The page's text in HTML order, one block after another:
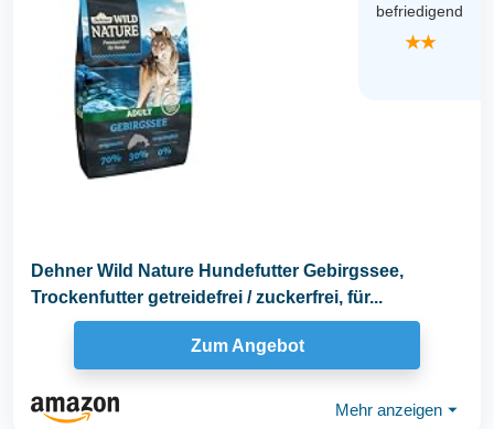
befriedigend
★★
Dehner Wild Nature Hundefutter Gebirgssee,
Trockenfutter getreidefrei / zuckerfrei, für...
Zum Angebot
Mehr anzeigen ⏷